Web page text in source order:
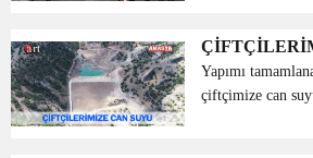
Sarı’nın
Başdanışmanı
Yapımı
çiftçimize can